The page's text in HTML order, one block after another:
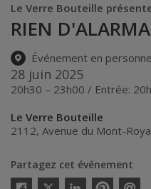
Le Verre Bouteille
RIEN
Événement en personne
28 juin 2025
20h30 – 23h00 / Entrée:
Le Verre Bouteille
2112, Avenue du Mont-
Partagez cet événement
Twitter